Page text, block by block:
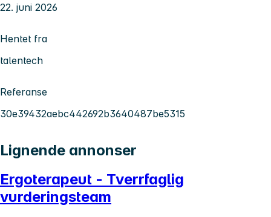
22. juni 2026
Hentet fra
talentech
Referanse
30e39432aebc442692b3640487be5315
Lignende annonser
Ergoterapeut - Tverrfaglig
vurderingsteam